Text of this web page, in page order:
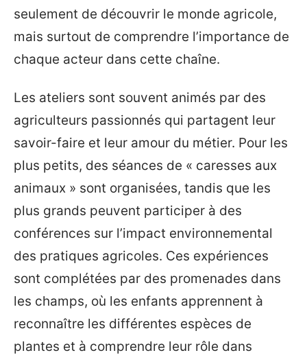
seulement de découvrir le monde agricole,
mais surtout de comprendre l’importance de
chaque acteur dans cette chaîne.
Les ateliers sont souvent animés par des
agriculteurs passionnés qui partagent leur
savoir-faire et leur amour du métier. Pour les
plus petits, des séances de « caresses aux
animaux » sont organisées, tandis que les
plus grands peuvent participer à des
conférences sur l’impact environnemental
des pratiques agricoles. Ces expériences
sont complétées par des promenades dans
les champs, où les enfants apprennent à
reconnaître les différentes espèces de
plantes et à comprendre leur rôle dans